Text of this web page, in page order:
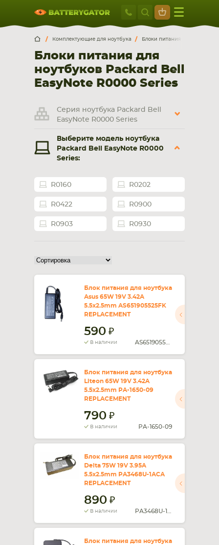
Москва
+7 495 414
Москва Санкт-Петербург
г. Москва, ул. Ткацкая, 5с3 (м. Семеновская)
5 мин. ходьбы от ст.м. “Семеновская”
+7 495 414 28 59
9:00-21:00
смартфона, планшета
Комплектующие для ноутбука Блоки питания для
Блоки питания для
ноутбуков Packard Bell
EasyNote R0000 Series
Серия ноутбука Packard Bell
EasyNote R0000 Series
Выберите модель ноутбука
Packard Bell EasyNote R0000
Series:
R0160 R0202
R0422 R0900
R0903 R0930
Блок питания для ноутбука
Asus 65W 19V 3.42A
5.5x2.5mm AS651905525FK
REPLACEMENT
590
В наличии
Блок питания для ноутбука
Liteon 65W 19V 3.42A
5.5x2.5mm PA-1650-09
REPLACEMENT
790
В наличии PA-1650-09
Блок питания для ноутбука
Delta 75W 19V 3.95A
5.5x2.5mm PA3468U-1ACA
REPLACEMENT
890
В наличии
Блок питания для ноутбука